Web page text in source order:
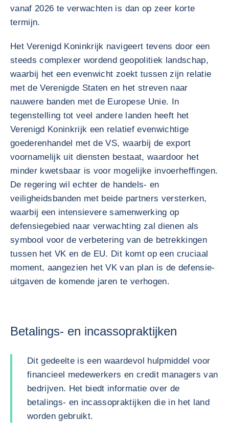
vanaf 2026 te verwachten is dan op zeer korte
termijn.
Het Verenigd Koninkrijk navigeert tevens door een
steeds complexer wordend geopolitiek landschap,
waarbij het een evenwicht zoekt tussen zijn relatie
met de Verenigde Staten en het streven naar
nauwere banden met de Europese Unie. In
tegenstelling tot veel andere landen heeft het
Verenigd Koninkrijk een relatief evenwichtige
goederenhandel met de VS, waarbij de export
voornamelijk uit diensten bestaat, waardoor het
minder kwetsbaar is voor mogelijke invoerheffingen.
De regering wil echter de handels- en
veiligheidsbanden met beide partners versterken,
waarbij een intensievere samenwerking op
defensiegebied naar verwachting zal dienen als
symbool voor de verbetering van de betrekkingen
tussen het VK en de EU. Dit komt op een cruciaal
moment, aangezien het VK van plan is de defensie-
uitgaven de komende jaren te verhogen.
Betalings- en incassopraktijken
Dit gedeelte is een waardevol hulpmiddel voor
financieel medewerkers en credit managers van
bedrijven. Het biedt informatie over de
betalings- en incassopraktijken die in het land
worden gebruikt.